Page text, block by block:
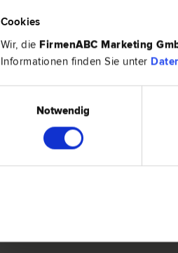
Cookies
Wir, die FirmenABC Marketing
Informationen finden Sie unter
Notwendig
Dr. Gebhard HEINZLE
Familien­recht | Liegenschafts- und